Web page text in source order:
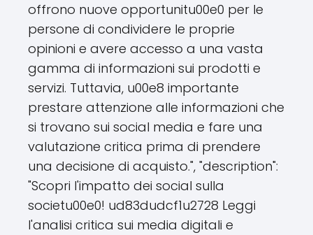
offrono nuove opportunitu00e0 per le
persone di condividere le proprie
opinioni e avere accesso a una vasta
gamma di informazioni sui prodotti e
servizi. Tuttavia, u00e8 importante
prestare attenzione alle informazioni che
si trovano sui social media e fare una
valutazione critica prima di prendere
una decisione di acquisto.", "description":
"Scopri l'impatto dei social sulla
societu00e0! ud83dudcf1u2728 Leggi
l'analisi critica sui media digitali e